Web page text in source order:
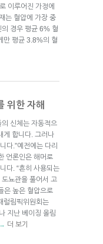
이루어진 가정에
는 혈압에 가장 중
경우 평균 6% 혈
만 평균 3.8%의 혈
위한 자해
신체는 자동적으
게 합니다. 그러나
다.”예전에는 다리
언론인은 해머로
다. “흔히 사용되는
뇨관을 풀어서 고
은 높은 혈압으로
럴림픽위원회는
지난 베이징 올림
→ 더 보기